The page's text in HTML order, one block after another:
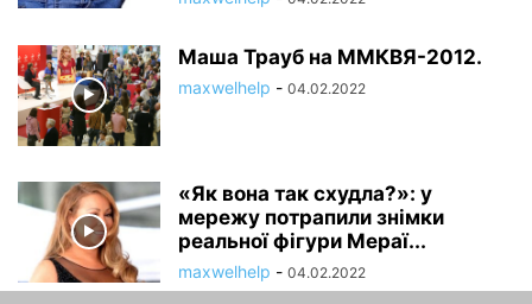
Маша Трауб на ММКВЯ-2012.
maxwelhelp - 04.02.2022
«Як вона так схудла?»: у
мережу потрапили знімки
реальної фігури Мераї...
maxwelhelp - 04.02.2022